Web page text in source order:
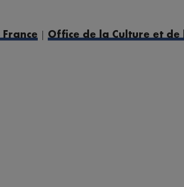
France | Office de la Culture et de